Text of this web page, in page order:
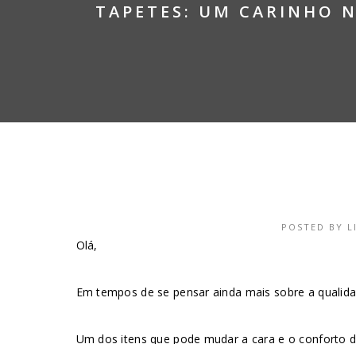
TAPETES: UM CARINHO
POSTED BY
Olá,
Em tempos de se pensar ainda mais sobre a
Um dos itens que pode mudar a cara e o conforto